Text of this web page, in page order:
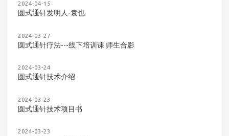
2024-04-15
圆式通针发明人-袁也
2024-03-27
圆式通针疗法---线下培训课 师生合影
2024-03-24
圆式通针技术介绍
2024-03-23
圆式通针技术项目书
2024-03-23